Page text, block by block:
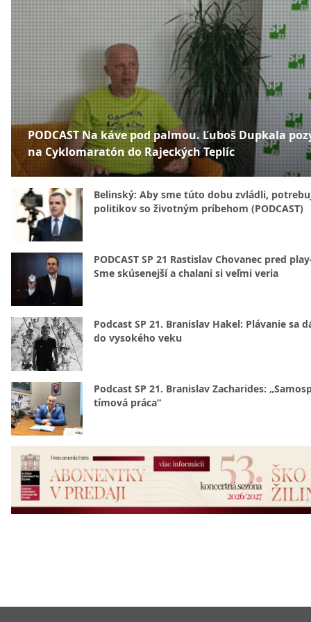
PODCAST Na káve pod palmou. Ľuboš Dupkala
na Cyklomaratón do Rajeckých Teplíc
Belinský: Aby sme túto dobu zvládli,
politikov so životným príbehom (PODCAST)
PODCAST SP 21 Rastislav Chovanec pred
Sme skúsenejší a chalani si veľmi veria
Podcast SP 21. Branislav Hakel: Plávanie sa
do vysokého veku
Podcast SP 21. Branislav Zacharides:
tímová práca“